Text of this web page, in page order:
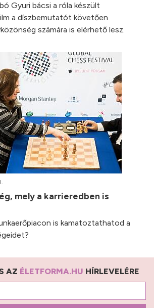
Gyuri bácsi a róla készült
a díszbemutatót követően
számára is elérhető lesz.
mely a karrieredben is
is kamatoztathatod a
AZ ÉLETFORMA.HU HÍRLEVELÉRE